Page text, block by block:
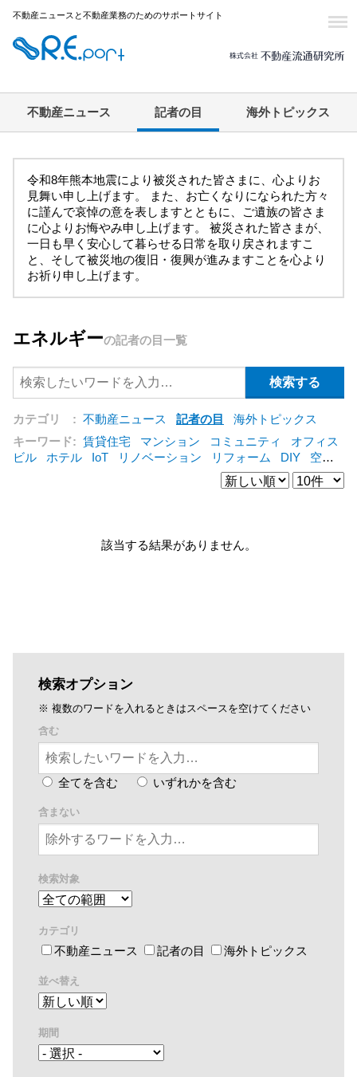
不動産ニュースと不動産業務のためのサポートサイト
不動産ニュース 記者の目 海外トピックス
令和8年熊本地震により被災された皆さまに、心よりお
見舞い申し上げます。 また、お亡くなりになられた方々
に謹んで哀悼の意を表しますとともに、ご遺族の皆さま
に心よりお悔やみ申し上げます。 被災された皆さまが、
一日も早く安心して暮らせる日常を取り戻されますこ
と、そして被災地の復旧・復興が進みますことを心より
お祈り申し上げます。
エネルギーの記者の目一覧
カテゴリ : 不動産ニュース 記者の目
海外トピックス
キーワード: 賃貸住宅 マンション コミュニティ
オフィス
ビル
ホテル IoT リノベーション リフォーム DIY
空き
シェアリングエコノミー 建売住宅
管理
公営住宅 三菱地所 仲介[+]
該当する結果がありません。
検索オプション
※ 複数のワードを入れるときはスペースを空けてください
含む
全てを含む いずれかを含む
含まない
検索対象
カテゴリ
不動産ニュース 記者の目 海外トピックス
並べ替え
期間